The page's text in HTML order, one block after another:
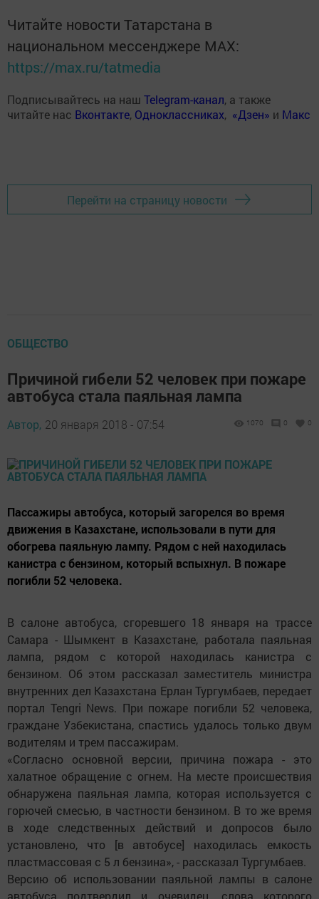
Читайте новости Татарстана в
национальном мессенджере MАХ:
https://max.ru/tatmedia
Подписывайтесь на наш Telegram-канал, а также
читайте нас Вконтакте, Одноклассниках, «Дзен» и Макс
Перейти на страницу новости
ОБЩЕСТВО
Причиной гибели 52 человек при пожаре
автобуса стала паяльная лампа
Автор, 20 января 2018 - 07:54 1070 0 0
Пассажиры автобуса, который загорелся во время
движения в Казахстане, использовали в пути для
обогрева паяльную лампу. Рядом с ней находилась
канистра с бензином, который вспыхнул. В пожаре
погибли 52 человека.
В салоне автобуса, сгоревшего ​18 января на трассе
Самара - Шымкент в Казахстане, работала паяльная
лампа, рядом с которой находилась канистра с
бензином. Об этом рассказал заместитель министра
внутренних дел Казахстана Ерлан Тургумбаев, передает
портал Tengri News. При пожаре погибли 52 человека,
граждане Узбекистана, спастись удалось только двум
водителям и трем пассажирам.
​«Согласно основной версии, причина пожара - это
халатное обращение с огнем. На месте происшествия
обнаружена паяльная лампа, которая используется с
горючей смесью, в частности бензином. В то же время
в ходе следственных действий и допросов было
установлено, что [в автобусе] находилась емкость
пластмассовая с 5 л бензина», - рассказал Тургумбаев.
Версию об использовании паяльной лампы в салоне